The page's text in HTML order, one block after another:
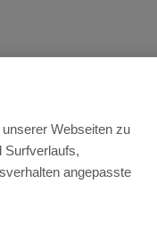
- Bithalter
40099
Bithalter, Länge: 60mm
Webseiten zu
Surfverlaufs,
angepasste